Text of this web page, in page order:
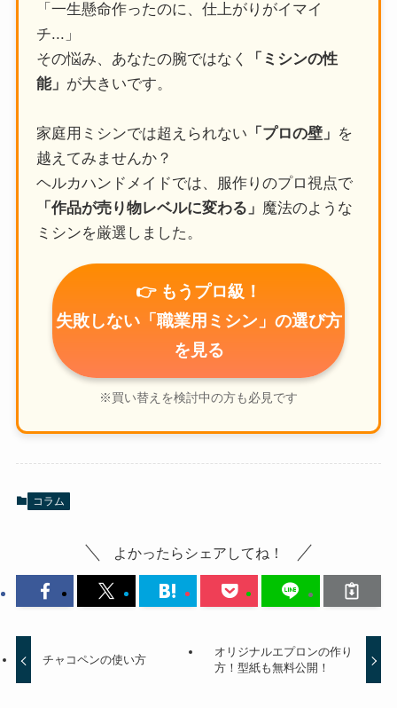
「一生懸命作ったのに、仕上がりがイマイ
チ...」
その悩み、あなたの腕ではなく
「ミシンの性
能」 が大きいです。
家庭用ミシンでは超えられない 「プロの壁」 を
越えてみませんか？
ヘルカハンドメイドでは、服作りのプロ視点で
「作品が売り物レベルに変わる」 魔法のような
ミシンを厳選しました。
👉 もうプロ級！
失敗しない「職業用ミシン」の選び方
を見る
※買い替えを検討中の方も必見です
コラム
よかったらシェアしてね！
チャコペンの使い方
オリジナルエプロンの作り
方！型紙も無料公開！